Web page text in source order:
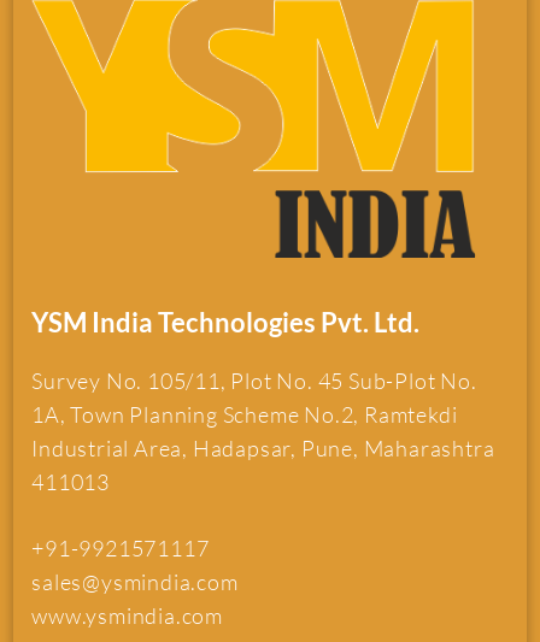
YSM India Technologies Pvt. Ltd.
Survey No. 105/11, Plot No. 45 Sub-Plot No.
1A, Town Planning Scheme No.2, Ramtekdi
Industrial Area, Hadapsar, Pune, Maharashtra
411013
+91-9921571117
sales@ysmindia.com
www.ysmindia.com